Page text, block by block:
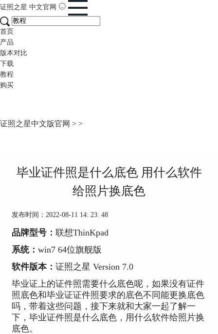
证照之星 中文官网
首页
产品
版本对比
下载
教程
购买
证照之星中文版官网 > >
毕业证件照是什么底色 用什么软件
给照片换底色
发布时间：2022-08-11 14: 23: 48
品牌型号： 联想ThinKpad
系统： win7 64位旗舰版
软件版本： 证照之星 Version 7.0
毕业证上的证件照需要什么底色呢，如果没有证件
照底色和毕业证证件照要求的底色不同能更换底色
吗，带着这些问题，接下来就和大家一起了解一
下，毕业证件照是什么底色，用什么软件给照片换
底色。